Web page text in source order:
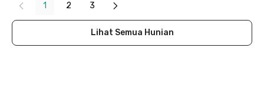
1 2 3
Lihat Semua Hunian